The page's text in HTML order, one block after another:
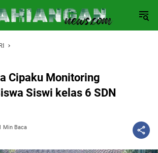
Cipaku Monitoring
Siswi kelas 6 SDN
Min Baca